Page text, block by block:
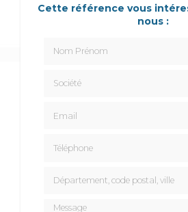
Cette référence vous
nous :
Message